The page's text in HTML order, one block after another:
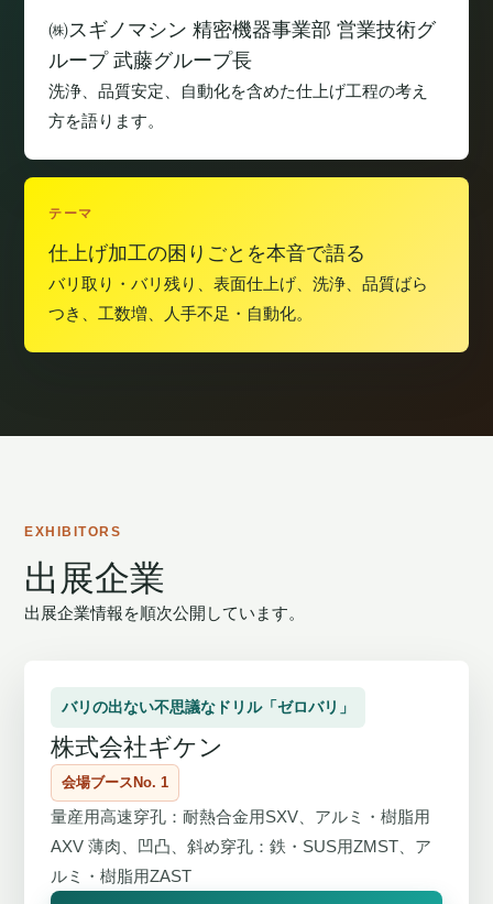
㈱スギノマシン 精密機器事業部 営業技術グ
ループ 武藤グループ長
洗浄、品質安定、自動化を含めた仕上げ工程の考え
方を語ります。
テーマ
仕上げ加工の困りごとを本音で語る
バリ取り・バリ残り、表面仕上げ、洗浄、品質ばら
つき、工数増、人手不足・自動化。
EXHIBITORS
出展企業
出展企業情報を順次公開しています。
バリの出ない不思議なドリル「ゼロバリ」
株式会社ギケン
会場ブースNo. 1
量産用高速穿孔：耐熱合金用SXV、アルミ・樹脂用
AXV 薄肉、凹凸、斜め穿孔：鉄・SUS用ZMST、ア
ルミ・樹脂用ZAST